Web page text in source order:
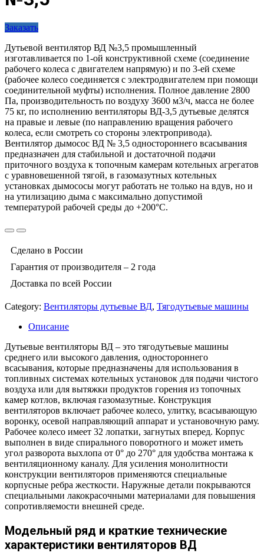
Заказать
Дутьевой вентилятор ВД №3,5 промышленный
изготавливается по 1-ой конструктивной схеме (соединение
рабочего колеса с двигателем напрямую) и по 3-ей схеме
(рабочее колесо соединяется с электродвигателем при помощи
соединительной муфты) исполнения. Полное давление 2800
Па, производительность по воздуху 3600 м3/ч, масса не более
75 кг, по исполнению вентиляторы ВД-3,5 дутьевые делятся
на правые и левые (по направлению вращения рабочего
колеса, если смотреть со стороны электропривода).
Вентилятор дымосос ВД № 3,5 одностороннего всасывания
предназначен для стабильной и достаточной подачи
приточного воздуха к топочным камерам котельных агрегатов
с уравновешенной тягой, в газомазутных котельных
установках дымососы могут работать не только на вдув, но и
на утилизацию дыма с максимально допустимой
температурой рабочей среды до +200°С.
Сделано в России
Гарантия от производителя – 2 года
Доставка по всей России
Category: Вентиляторы дутьевые ВД, Тягодутьевые машины
Описание
Дутьевые вентиляторы ВД – это тягодутьевые машины
среднего или высокого давления, одностороннего
всасывания, которые предназначены для использования в
топливных системах котельных установок для подачи чистого
воздуха или для вытяжки продуктов горения из топочных
камер котлов, включая газомазутные. Конструкция
вентиляторов включает рабочее колесо, улитку, всасывающую
воронку, осевой направляющий аппарат и установочную раму.
Рабочее колесо имеет 32 лопатки, загнутых вперед. Корпус
выполнен в виде спирального поворотного и может иметь
угол разворота выхлопа от 0° до 270° для удобства монтажа к
вентиляционному каналу. Для усиления монолитности
конструкции вентиляторов применяются специальные
корпусные ребра жесткости. Наружные детали покрываются
специальными лакокрасочными материалами для повышения
сопротивляемости внешней среде.
Модельный ряд и краткие технические
характеристики вентиляторов ВД